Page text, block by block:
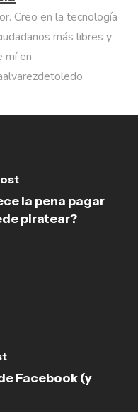
Creo en la tecnología
más libres y
mí en
la pena pagar
piratear?
Facebook (y